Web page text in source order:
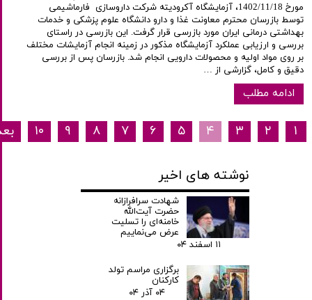
مورخ 1402/11/18، آزمایشگاه آکرودیته شرکت داروسازی فارماشیمی
توسط بازرسان محترم معاونت غذا و دارو دانشگاه علوم پزشکی و خدمات
بهداشتی درمانی ایران مورد بازرسی قرار گرفت. این بازرسی در راستای
بررسی و ارزیابی عملکرد آزمایشگاه مذکور در زمینه انجام آزمایشات مختلف
بر روی مواد اولیه و محصولات دارویی انجام شد. بازرسان پس از بررسی
دقیق و کامل، گزارشی از …
ادامه مطلب
۱ ۲ ۳ ۴ ۵ ۶ ۷ ۸ ۹ ۱۰
نوشته های اخیر
شهادت سرافرازانه
حضرت آیت‌الله
خامنه‌ای را تسلیت
عرض می‌نماییم
۱۱ اسفند ۰۴
برگزاری مراسم تولد
کارکنان
۰۴ آذر ۰۴